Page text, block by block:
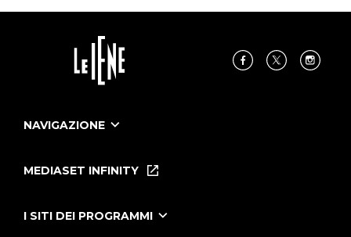
NAVIGAZIONE
Le Iene Presentano Inside
Tutti i servizi
MEDIASET INFINITY
I SITI DEI PROGRAMMI